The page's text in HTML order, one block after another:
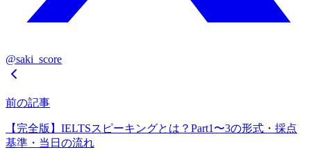
@saki_score
前の記事
【完全版】IELTSスピーキングとは？Part1〜3の形式・採点
基準・当日の流れ